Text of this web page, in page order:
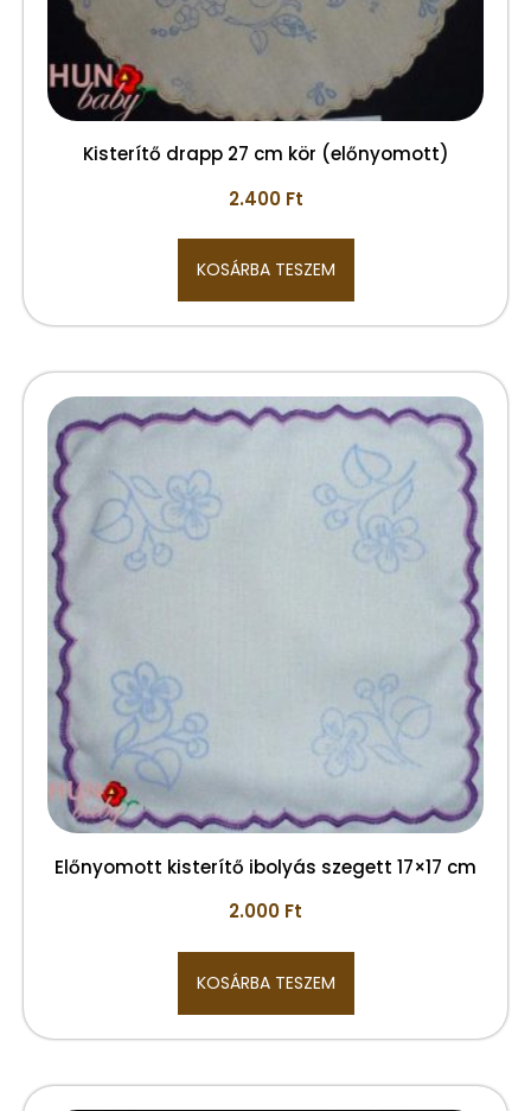
Kisterítő drapp 27 cm kör (előnyomott)
2.400 Ft
KOSÁRBA TESZEM
Előnyomott kisterítő ibolyás szegett 17×17 cm
2.000 Ft
KOSÁRBA TESZEM